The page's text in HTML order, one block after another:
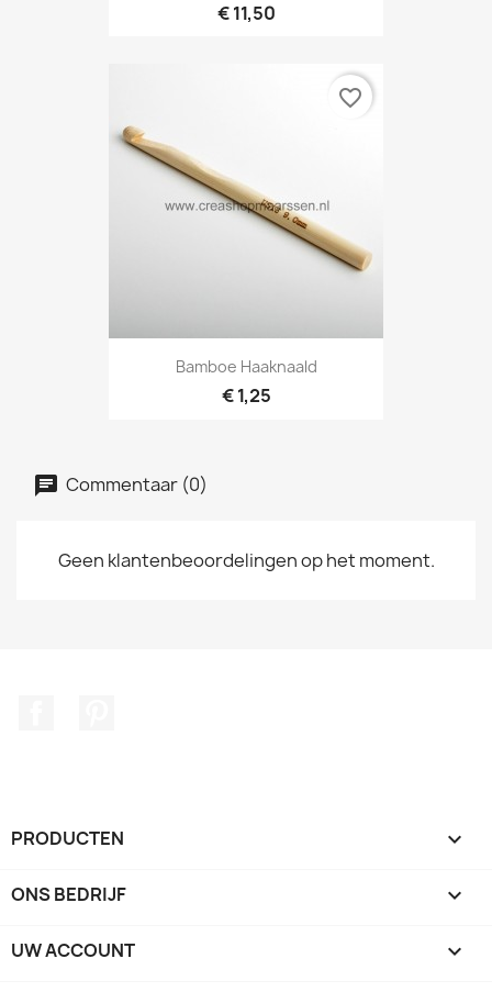
€ 11,50
Bamboe Haaknaald
€ 1,25
favorite_border
Commentaar (0)
Geen klantenbeoordelingen op het moment.
PRODUCTEN 
ONS BEDRIJF 
UW ACCOUNT 